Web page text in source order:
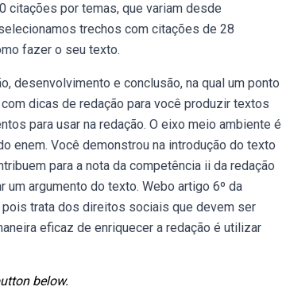
citações por temas, que variam desde
trechos com citações de 28
fazer o seu texto.
desenvolvimento e conclusão, na qual um ponto
dicas de redação para você produzir textos
para usar na redação. O eixo meio ambiente é
enem. Você demonstrou na introdução do texto
para a nota da competência ii da redação
argumento do texto. Webo artigo 6º da
trata dos direitos sociais que devem ser
eficaz de enriquecer a redação é utilizar
below.